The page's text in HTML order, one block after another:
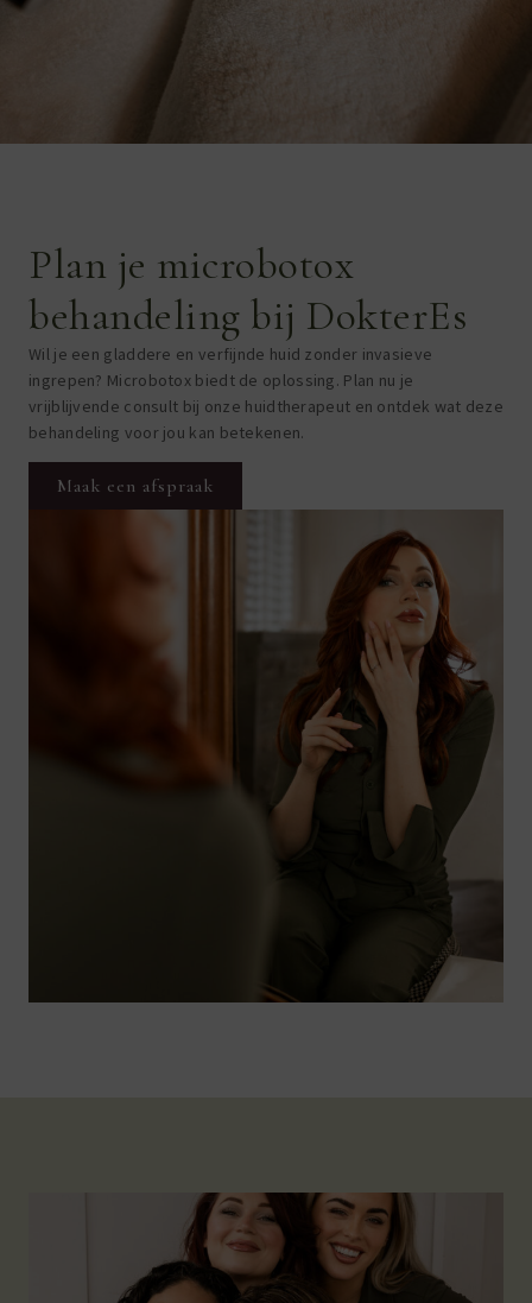
Plan je microbotox
behandeling bij DokterEs
Wil je een gladdere en verfijnde huid zonder invasieve
ingrepen? Microbotox biedt de oplossing. Plan nu je
vrijblijvende consult bij onze huidtherapeut en ontdek wat deze
behandeling voor jou kan betekenen.
Maak een afspraak